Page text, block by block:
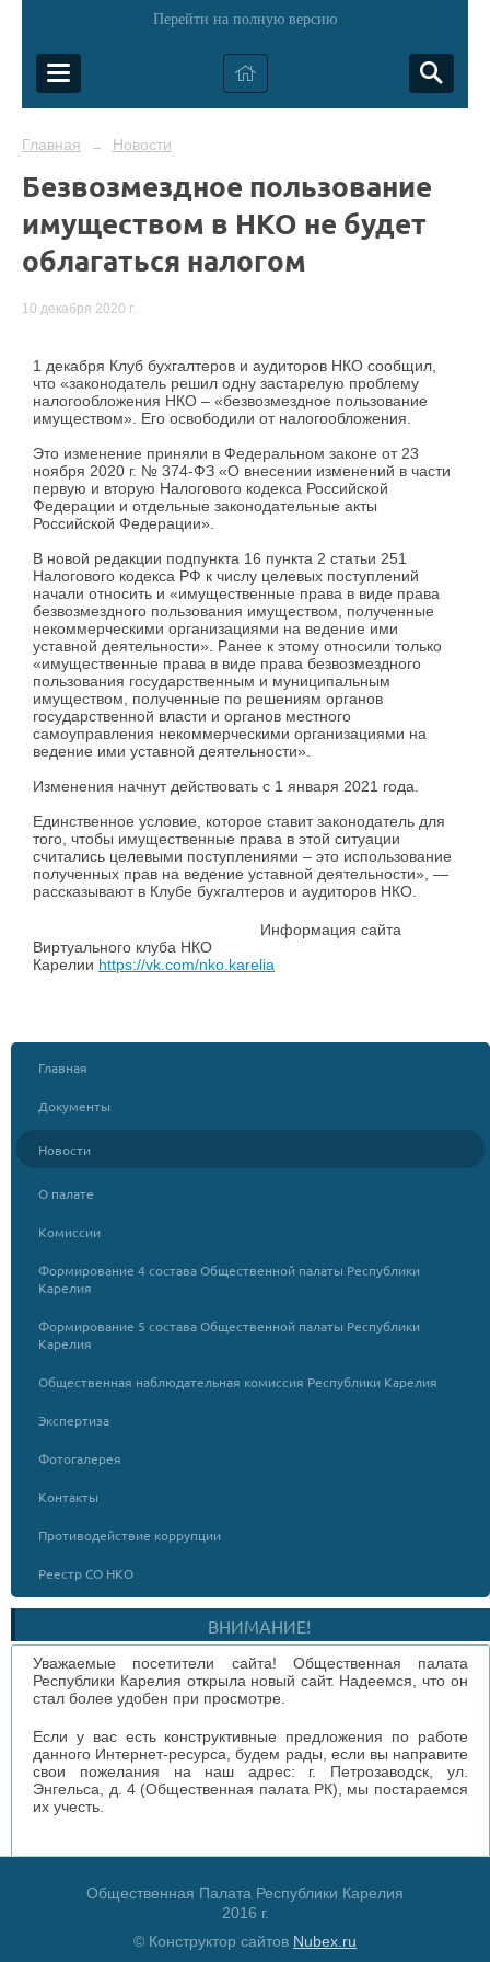
Перейти на полную версию
Главная → Новости
Безвозмездное пользование
имуществом в НКО не будет
облагаться налогом
10 декабря 2020 г.
1 декабря Клуб бухгалтеров и аудиторов НКО сообщил,
что «законодатель решил одну застарелую проблему
налогообложения НКО – «безвозмездное пользование
имуществом». Его освободили от налогообложения.
Это изменение приняли в Федеральном законе от 23
ноября 2020 г. № 374-ФЗ «О внесении изменений в части
первую и вторую Налогового кодекса Российской
Федерации и отдельные законодательные акты
Российской Федерации».
В новой редакции подпункта 16 пункта 2 статьи 251
Налогового кодекса РФ к числу целевых поступлений
начали относить и «имущественные права в виде права
безвозмездного пользования имуществом, полученные
некоммерческими организациями на ведение ими
уставной деятельности». Ранее к этому относили только
«имущественные права в виде права безвозмездного
пользования государственным и муниципальным
имуществом, полученные по решениям органов
государственной власти и органов местного
самоуправления некоммерческими организациями на
ведение ими уставной деятельности».
Изменения начнут действовать с 1 января 2021 года.
Единственное условие, которое ставит законодатель для
того, чтобы имущественные права в этой ситуации
считались целевыми поступлениями – это использование
полученных прав на ведение уставной деятельности», —
рассказывают в Клубе бухгалтеров и аудиторов НКО.
Информация сайта
Виртуального клуба НКО
Карелии https://vk.com/nko.karelia
Главная
Документы
Новости
О палате
Комиссии
Формирование 4 состава Общественной палаты Республики
Карелия
Формирование 5 состава Общественной палаты Республики
Карелия
Общественная наблюдательная комиссия Республики Карелия
Экспертиза
Фотогалерея
Контакты
Противодействие коррупции
Реестр СО НКО
ВНИМАНИЕ!
Уважаемые посетители сайта! Общественная палата
Республики Карелия открыла новый сайт. Надеемся, что он
стал более удобен при просмотре.
Если у вас есть конструктивные предложения по работе
данного Интернет-ресурса, будем рады, если вы направите
свои пожелания на наш адрес: г. Петрозаводск, ул.
Энгельса, д. 4 (Общественная палата РК), мы постараемся
их учесть.
Общественная Палата Республики Карелия
2016 г.
© Конструктор сайтов Nubex.ru